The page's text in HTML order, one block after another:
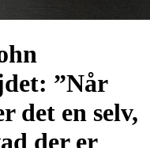
”Når
det en selv,
der er